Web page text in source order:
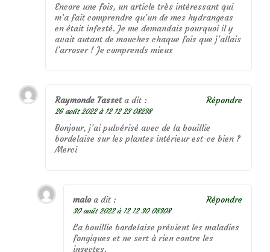
Encore une fois, un article très intéressant qui
m’a fait comprendre qu’un de mes hydrangeas
en était infesté. Je me demandais pourquoi il y
avait autant de mouches chaque fois que j’allais
l’arroser ! Je comprends mieux
Raymonde Tasset a dit :
26 août 2022 à 12 12 23 08238
Bonjour, j’ai pulvérisé avec de la bouillie
bordelaise sur les plantes intérieur est-ce bien ?
Merci
Répondre
malo a dit :
30 août 2022 à 12 12 30 08308
La bouillie bordelaise prévient les maladies
fongiques et ne sert à rien contre les
insectes.
Répondre